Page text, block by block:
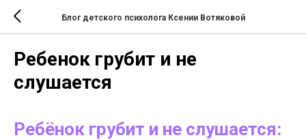
Блог детского психолога Ксении Вотяковой
Ребенок грубит и не
слушается
Ребёнок грубит и не слушается: